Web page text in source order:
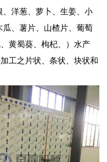
洋葱、萝卜、生姜、小
、薯片、山楂片、葡萄
黄蜀葵、枸杞、）水产
工之片状、条状、块状和